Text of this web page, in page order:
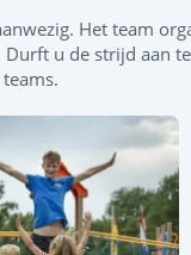
Het team
u de strijd aan
teams.